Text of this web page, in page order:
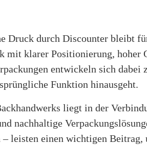
Druck durch Discounter bleibt
mit klarer Positionierung,
entwickeln sich
Funktion hinausgeht.
liegt in der
nachhaltige
– leisten einen wichtigen